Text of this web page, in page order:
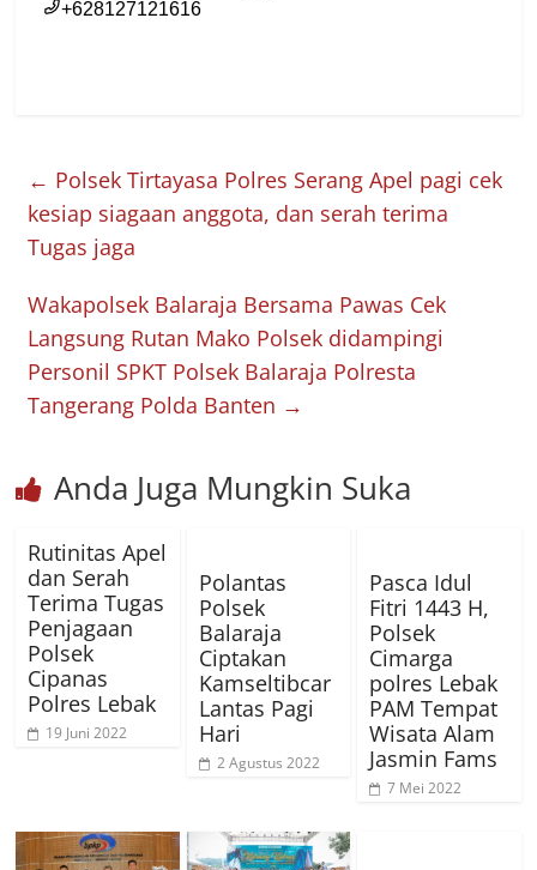
← Polsek Tirtayasa Polres Serang Apel pagi cek
kesiap siagaan anggota, dan serah terima
Tugas jaga
Wakapolsek Balaraja Bersama Pawas Cek
Langsung Rutan Mako Polsek didampingi
Personil SPKT Polsek Balaraja Polresta
Tangerang Polda Banten →
Anda Juga Mungkin Suka
Rutinitas Apel
dan Serah
Terima Tugas
Penjagaan
Polsek
Cipanas
Polres Lebak
19 Juni 2022
Polantas
Polsek
Balaraja
Ciptakan
Kamseltibcar
Lantas Pagi
Hari
2 Agustus 2022
Pasca Idul
Fitri 1443 H,
Polsek
Cimarga
polres Lebak
PAM Tempat
Wisata Alam
Jasmin Fams
7 Mei 2022